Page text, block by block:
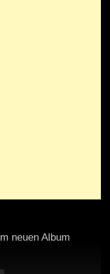
neuen Album